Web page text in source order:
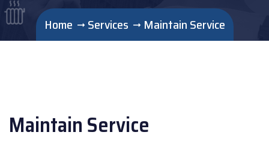
Home Services Maintain Service
Maintain Service